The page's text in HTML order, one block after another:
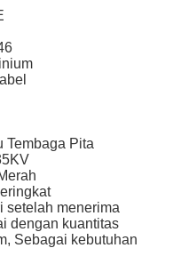
Tembaga Pita
setelah menerima
dengan kuantitas
Sebagai kebutuhan